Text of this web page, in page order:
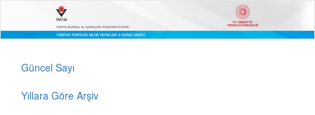
Güncel Sayı
Yıllara Göre Arşiv